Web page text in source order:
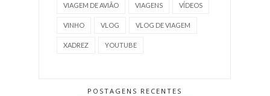
VIAGEM DE AVIÃO VIAGENS VÍDEOS
VINHO VLOG VLOG DE VIAGEM
XADREZ YOUTUBE
POSTAGENS RECENTES